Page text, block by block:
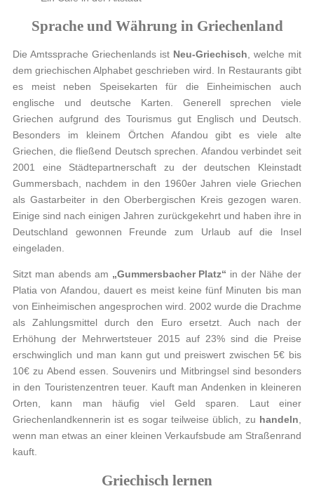
Sprache und Währung in Griechenland
Die Amtssprache Griechenlands ist Neu-Griechisch, welche mit
dem griechischen Alphabet geschrieben wird. In Restaurants gibt
es meist neben Speisekarten für die Einheimischen auch
englische und deutsche Karten. Generell sprechen viele
Griechen aufgrund des Tourismus gut Englisch und Deutsch.
Besonders im kleinem Örtchen Afandou gibt es viele alte
Griechen, die fließend Deutsch sprechen. Afandou verbindet seit
2001 eine Städtepartnerschaft zu der deutschen Kleinstadt
Gummersbach, nachdem in den 1960er Jahren viele Griechen
als Gastarbeiter in den Oberbergischen Kreis gezogen waren.
Einige sind nach einigen Jahren zurückgekehrt und haben ihre in
Deutschland gewonnen Freunde zum Urlaub auf die Insel
eingeladen.
Sitzt man abends am „Gummersbacher Platz“ in der Nähe der
Platia von Afandou, dauert es meist keine fünf Minuten bis man
von Einheimischen angesprochen wird. 2002 wurde die Drachme
als Zahlungsmittel durch den Euro ersetzt. Auch nach der
Erhöhung der Mehrwertsteuer 2015 auf 23% sind die Preise
erschwinglich und man kann gut und preiswert zwischen 5€ bis
10€ zu Abend essen. Souvenirs und Mitbringsel sind besonders
in den Touristenzentren teuer. Kauft man Andenken in kleineren
Orten, kann man häufig viel Geld sparen. Laut einer
Griechenlandkennerin ist es sogar teilweise üblich, zu handeln,
wenn man etwas an einer kleinen Verkaufsbude am Straßenrand
kauft.
Griechisch lernen